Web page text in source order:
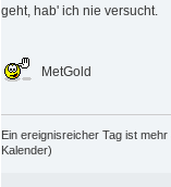
geht, hab' ich nie versucht.
MetGold
Ein ereignisreicher Tag ist
Kalender)